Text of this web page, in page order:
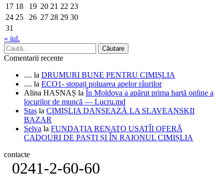
17 18 19 20 21 22 23
24 25 26 27 28 29 30
31
« iul.
Comentarii recente
.... la DRUMURI BUNE PENTRU CIMIȘLIA
.... la ECO1- stopați poluarea apelor râurilor
Alina HASNAȘ la În Moldova a apărut prima hartă online a
locurilor de muncă — Lucru.md
Stas la CIMIȘLIA DANSEAZĂ LA SLAVEANSKII
BAZAR
Selva la FUNDAȚIA RENATO USATÎI OFERĂ
CADOURI DE PAȘTI ȘI ÎN RAIONUL CIMIȘLIA
contacte
0241-2-60-60